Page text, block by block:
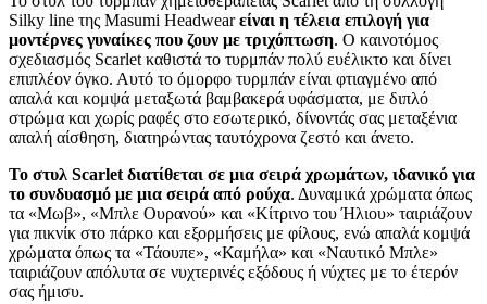
Silky line της Masumi Headwearείναι η τέλεια επιλογή για
μοντέρνες γυναίκες που ζουν με τριχόπτωση. Ο καινοτόμος
σχεδιασμός Scarlet καθιστά το τυρμπάν πολύ ευέλικτο και δίνει
επιπλέον όγκο. Αυτό το όμορφο τυρμπάν είναι φτιαγμένο από
απαλά και κομψά μεταξωτά βαμβακερά υφάσματα, με διπλό
στρώμα και χωρίς ραφές στο εσωτερικό, δίνοντάς σας μεταξένια
απαλή αίσθηση, διατηρώντας ταυτόχρονα ζεστό και άνετο.
Το στυλ Scarlet διατίθεται σε μια σειρά χρωμάτων, ιδανικό για
το συνδυασμό με μια σειρά από ρούχα. Δυναμικά χρώματα όπως
τα «Μωβ», «Μπλε Ουρανού» και «Κίτρινο του Ήλιου» ταιριάζουν
για πικνίκ στο πάρκο και εξορμήσεις με φίλους, ενώ απαλά κομψά
χρώματα όπως τα «Τάουπε», «Καμήλα» και «Ναυτικό Μπλε»
ταιριάζουν απόλυτα σε νυχτερινές εξόδους ή νύχτες με το έτερόν
σας ήμισυ.